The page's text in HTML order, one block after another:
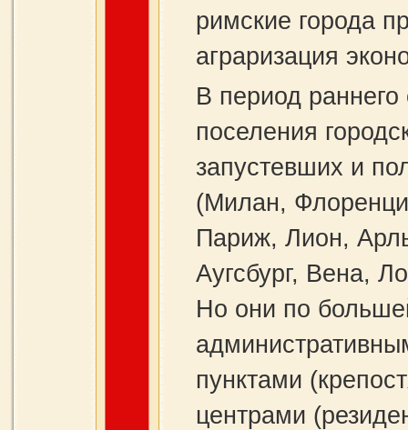
римские города
аграризация
В период раннего
поселения
запустевших и
(Милан,
Париж, Лион,
Аугсбург, Вена,
Но они по
пунктами
центрами